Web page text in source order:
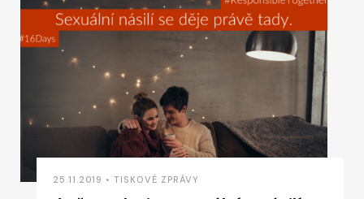
25.11.2019 • TISKOVÉ ZPRÁVY